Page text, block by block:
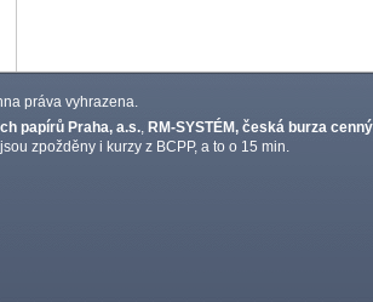
práva vyhrazena.
papírů Praha, a.s. RM-SYSTÉM, česká burza
zpožděny i kurzy z BCPP, a to o 15 min.